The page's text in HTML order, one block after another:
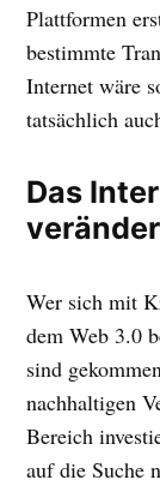
Plattformen
bestimmte
Internet wäre
tatsächlich
Das
Wer sich mit
dem Web 3.0
sind
nachhaltigen
Bereich
auf die Suche